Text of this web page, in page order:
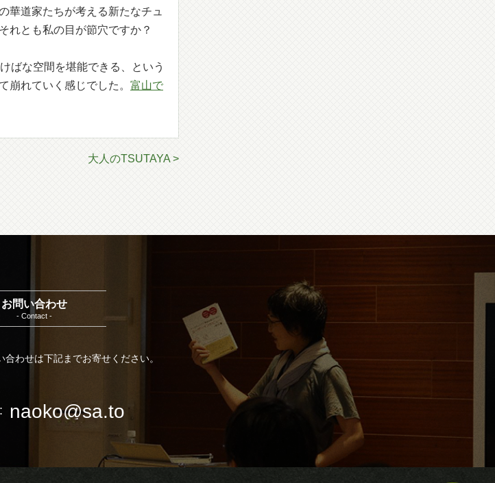
華道家たちが考える新たなチュ
れとも私の目が節穴ですか？
ばな空間を堪能できる、という
崩れていく感じでした。 富山で
大人のTSUTAYA >
お問い合わせ
- Contact -
わせは下記までお寄せください。
naoko@sa.to